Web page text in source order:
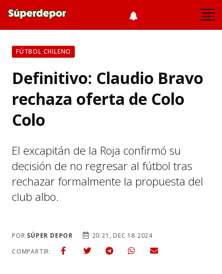
FÚTBOL CHILENO
Definitivo: Claudio Bravo
rechaza oferta de Colo
Colo
El excapitán de la Roja confirmó su
decisión de no regresar al fútbol tras
rechazar formalmente la propuesta del
club albo.
POR SÚPER DEPOR
20:21, DEC 18 2024
COMPARTIR: